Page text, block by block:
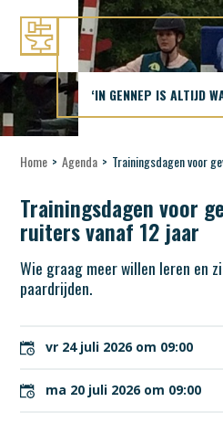
‘IN GENNEP IS ALTIJD
Home > Agenda > Trainingsdagen voor
Trainingsdagen voor
ruiters vanaf 12 jaar
Wie graag meer willen leren en
paardrijden.
vr 24 juli 2026 om 09:00
ma 20 juli 2026 om 09:00